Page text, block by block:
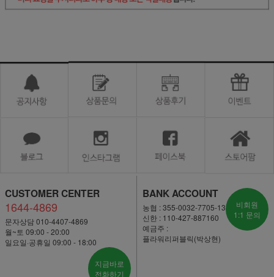
CUSTOMER CENTER
1644-4869
문자상담 010-4407-4869
월~토 09:00 - 20:00
일요일·공휴일 09:00 - 18:00
지금바로
전화하기
BANK ACCOUNT
농협 : 355-0032-7705-13
신한 : 110-427-887160
예금주 :
플라워리퍼블릭(박상현)
비회원
1:1 문의